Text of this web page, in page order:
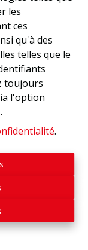
les
ces
qu'à des
telles que le
toujours
l'option
.